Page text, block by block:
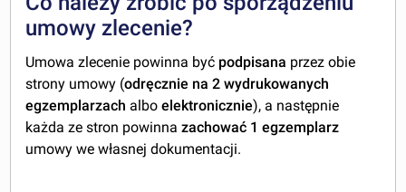
umowy zlecenie?
Umowa zlecenie powinna być podpisana przez obie
strony umowy (odręcznie na 2 wydrukowanych
egzemplarzach alboelektronicznie), a następnie
każda ze stron powinnazachować 1 egzemplarz
umowy we własnej dokumentacji.